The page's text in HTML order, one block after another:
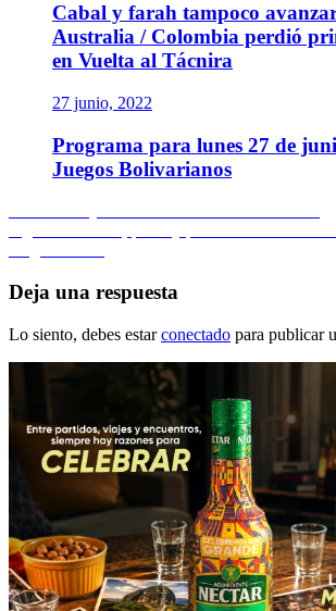
Cabal y farah tampoco
Australia / Colombia perdió
en Vuelta al Tácnira
27 junio, 2022
Programa para lunes 27 de
Juegos Bolivarianos
Navegación
de
Deja una respuesta
Lo siento, debes estarconectado para publicar